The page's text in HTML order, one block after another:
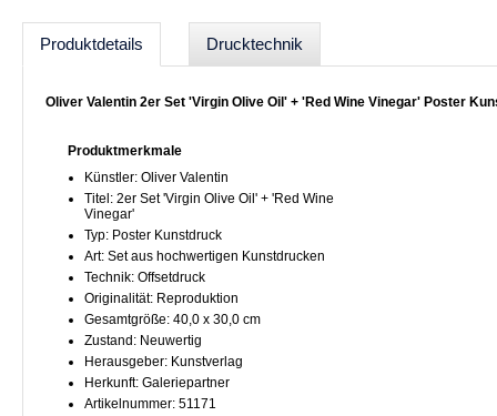
Produktdetails Drucktechnik
Oliver Valentin 2er Set 'Virgin Olive Oil' + 'Red Wine Vinegar' Poster
Produktmerkmale
Künstler: Oliver Valentin
Titel: 2er Set 'Virgin Olive Oil' + 'Red Wine
Vinegar'
Typ: Poster Kunstdruck
Art: Set aus hochwertigen Kunstdrucken
Technik: Offsetdruck
Originalität: Reproduktion
Gesamtgröße: 40,0 x 30,0 cm
Zustand: Neuwertig
Herausgeber: Kunstverlag
Herkunft: Galeriepartner
Artikelnummer: 51171